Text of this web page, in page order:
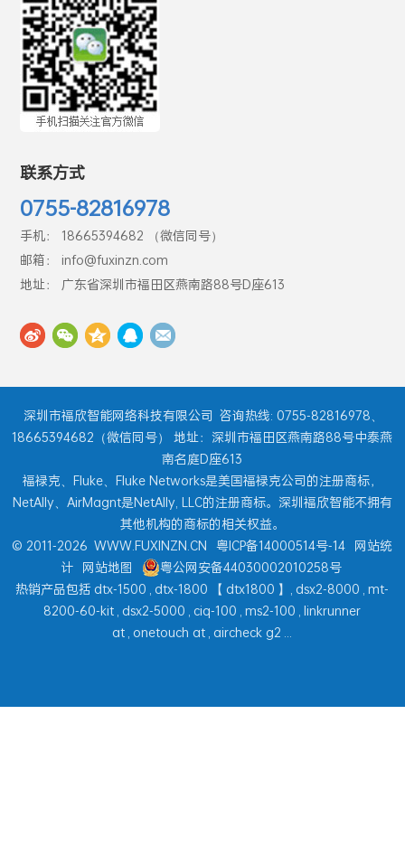
联系方式
0755-82816978
手机： 18665394682 （微信同号）
邮箱： info@fuxinzn.com
地址： 广东省深圳市福田区燕南路88号D座613
深圳市福欣智能网络科技有限公司 咨询热线: 0755-82816978、
18665394682（微信同号） 地址：深圳市福田区燕南路88号中泰燕
南名庭D座613
福禄克、Fluke、Fluke Networks是美国福禄克公司的注册商标，
NetAlly、AirMagnt是NetAlly, LLC的注册商标。深圳福欣智能不拥有
其他机构的商标的相关权益。
© 2011-2026 WWW.FUXINZN.CN 粤ICP备14000514号-14 网站统
计 网站地图
粤公网安备44030002010258号
热销产品包括 dtx-1500 , dtx-1800 【 dtx1800 】, dsx2-8000 , mt-
8200-60-kit , dsx2-5000 , ciq-100 , ms2-100 , linkrunner
at , onetouch at , aircheck g2 ...